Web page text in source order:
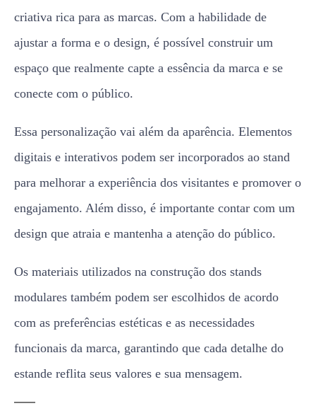
criativa rica para as marcas. Com a habilidade de
ajustar a forma e o design, é possível construir um
espaço que realmente capte a essência da marca e se
conecte com o público.
Essa personalização vai além da aparência. Elementos
digitais e interativos podem ser incorporados ao stand
para melhorar a experiência dos visitantes e promover o
engajamento. Além disso, é importante contar com um
design que atraia e mantenha a atenção do público.
Os materiais utilizados na construção dos stands
modulares também podem ser escolhidos de acordo
com as preferências estéticas e as necessidades
funcionais da marca, garantindo que cada detalhe do
estande reflita seus valores e sua mensagem.